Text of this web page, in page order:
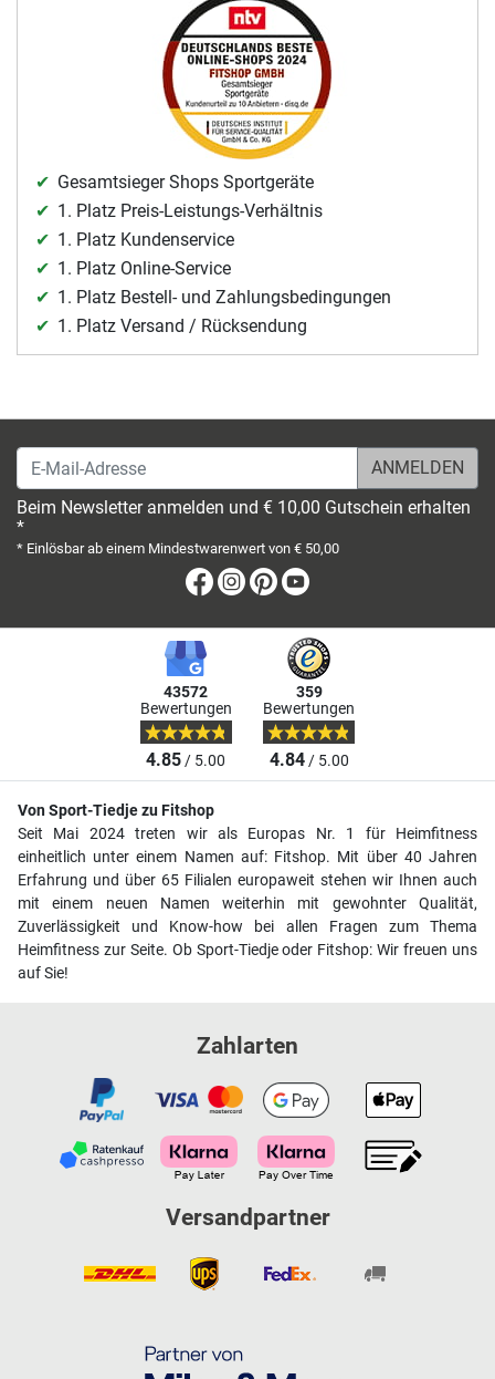
Gesamtsieger Shops Sportgeräte
1. Platz Preis-Leistungs-Verhältnis
1. Platz Kundenservice
1. Platz Online-Service
1. Platz Bestell- und Zahlungsbedingungen
1. Platz Versand / Rücksendung
E-Mail-Adresse
Beim Newsletter anmelden und € 10,00 Gutschein erhalten
*
* Einlösbar ab einem Mindestwarenwert von € 50,00
Facebook
Instagram
Pinterest
43572
Bewertungen
4.85/ 5.00
359
Bewertungen
4.84/ 5.00
Von Sport-Tiedje zu Fitshop
Seit Mai 2024 treten wir als Europas Nr. 1 für Heimfitness
einheitlich unter einem Namen auf: Fitshop. Mit über 40 Jahren
Erfahrung und über 65 Filialen europaweit stehen wir Ihnen auch
mit einem neuen Namen weiterhin mit gewohnter Qualität,
Zuverlässigkeit und Know-how bei allen Fragen zum Thema
Heimfitness zur Seite. Ob Sport-Tiedje oder Fitshop: Wir freuen uns
auf Sie!
Zahlarten
Versandpartner